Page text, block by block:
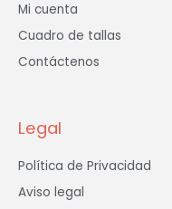
Mi cuenta
Cuadro de tallas
Contáctenos
Legal
Política de Privacidad
Aviso legal